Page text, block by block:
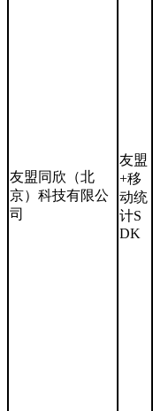
友盟同欣（北
京）科技有限公
司
友盟
+移
动统
计S
DK